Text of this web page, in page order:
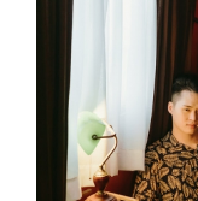
Larger
Image